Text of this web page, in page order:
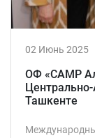
02 Июнь 2025
ОФ «САМР
Ташкенте